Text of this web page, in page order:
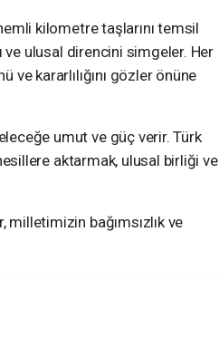
kilometre taşlarını temsil
ve ulusal direncini simgeler. Her
ve kararlılığını gözler önüne
umut ve güç verir. Türk
aktarmak, ulusal birliği ve
bağımsızlık ve